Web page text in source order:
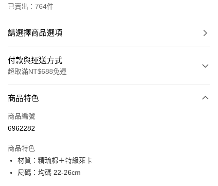
已賣出：764件
請選擇商品選項
付款與運送方式
超取滿NT$688免運
信用卡一次付款
超商取貨付款
Apple Pay
街口支付
商品特色
商品編號
6962282
商品特色
材質：精琉棉＋特級萊卡
尺碼：均碼 22-26cm